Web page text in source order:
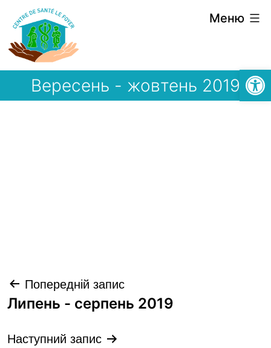
Перейти
до
вмісту
Меню
Вересень - жовтень 2019
Навігація
записів
Попередній запис
Липень - серпень 2019
Наступний запис